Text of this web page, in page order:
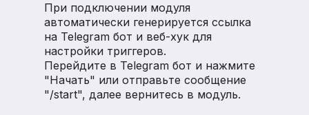
При подключении модуля
автоматически генерируется ссылка
на Telegram бот и веб-хук для
настройки триггеров.
Перейдите в Telegram бот и нажмите
"Начать" или отправьте сообщение
"/start", далее вернитесь в модуль.